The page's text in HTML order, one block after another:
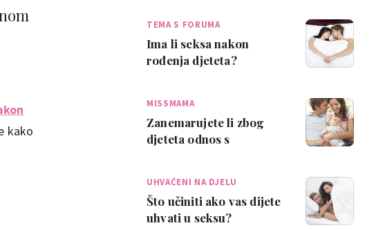
kako
TEMA S FORUMA
Ima li seksa nakon
rođenja djeteta?
MISSMAMA
Zanemarujete li zbog
djeteta odnos s
UHVAĆENI NA DJELU
Što učiniti ako vas dijete
uhvati u seksu?